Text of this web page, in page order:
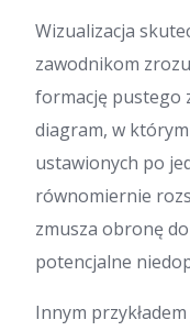
Wizualizacja
zawodnikom
formację pustego
diagram, w
ustawionych po
równomiernie
zmusza obronę
potencjalne
Innym